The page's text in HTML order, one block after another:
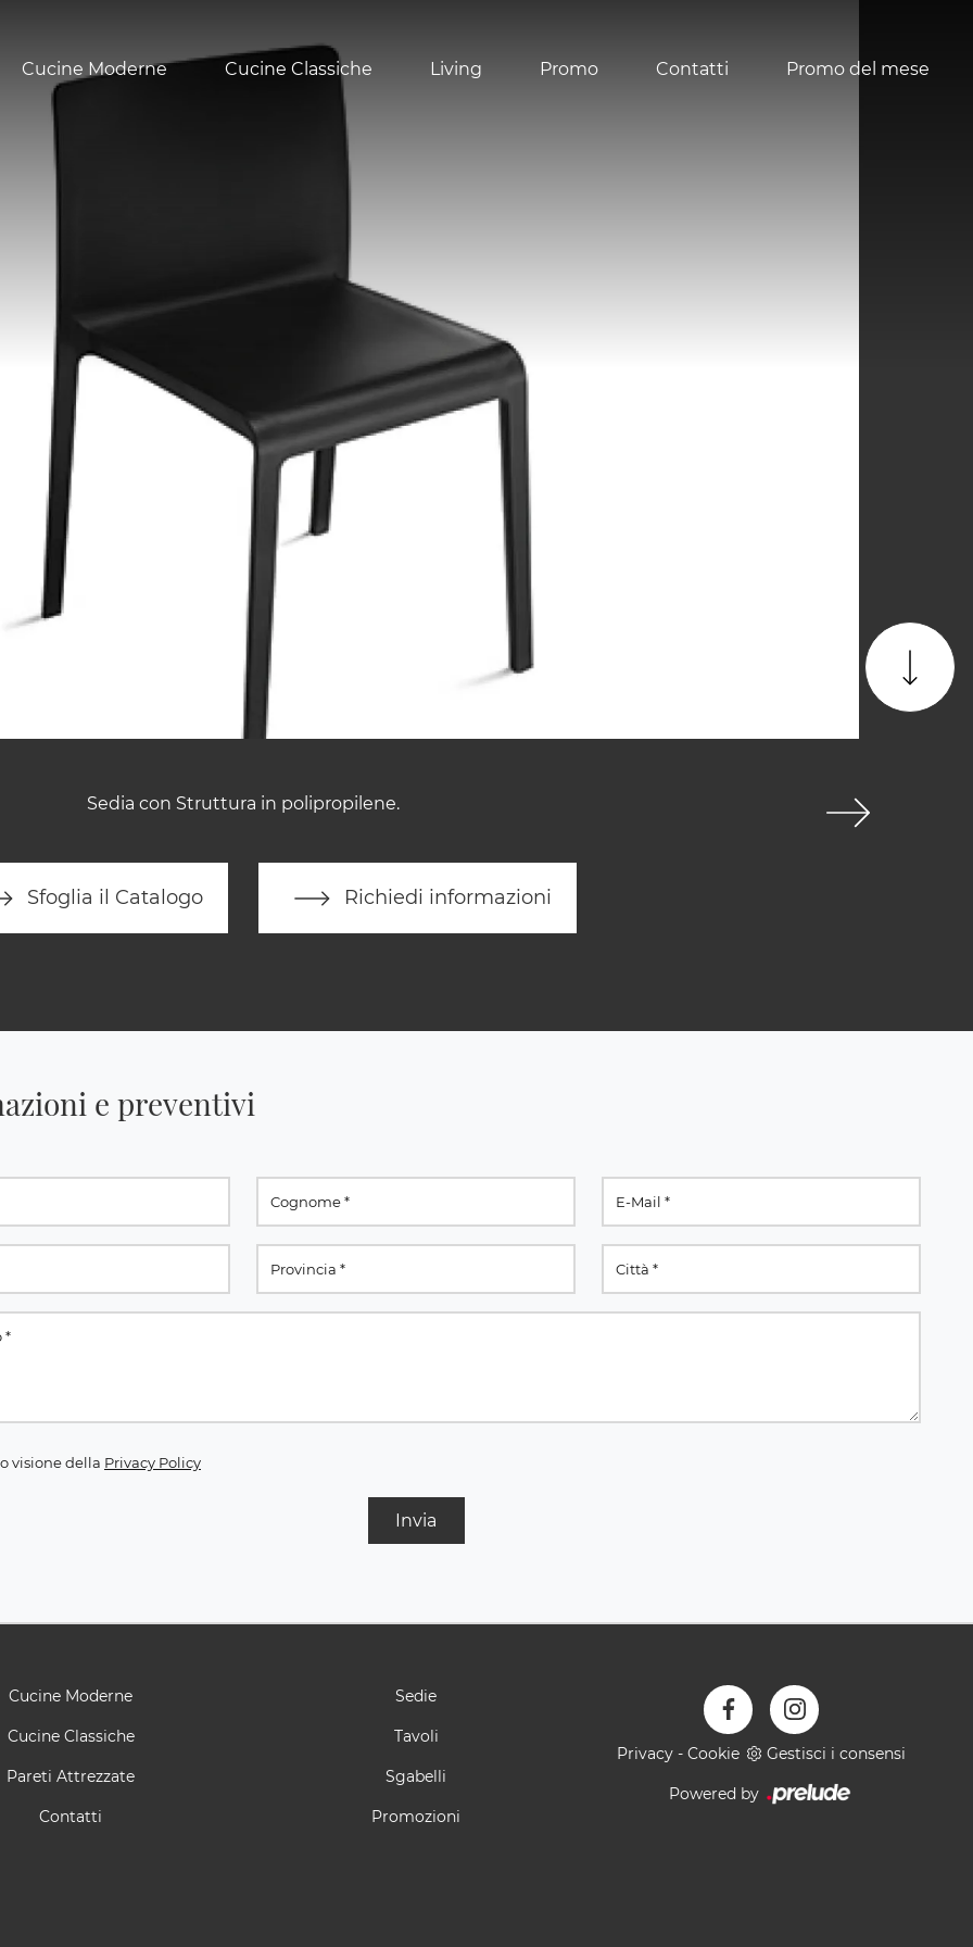
Cucine Moderne Cucine Classiche Living Promo Contatti Promo del mese
Sedia con Struttura in polipropilene.
Sfoglia il Catalogo Richiedi informazioni
e preventivi
visione della Privacy Policy
Invia
Cucine Moderne
Cucine Classiche
Pareti Attrezzate
Contatti
Sedie
Tavoli
Sgabelli
Promozioni
Privacy - Cookie Gestisci i consensi
Powered by